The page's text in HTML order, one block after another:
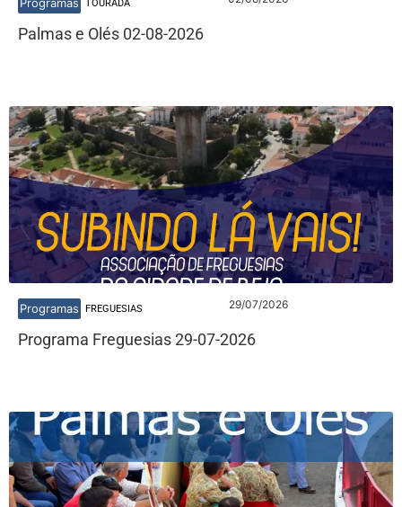
TOURADA
Palmas e Olés 02-08-2026
Programas FREGUESIAS 29/07/2026
Programa Freguesias 29-07-2026